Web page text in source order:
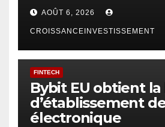
AOÛT 6, 2026
CROISSANCEINVESTISSEMENT
FINTECH
Bybit EU obtient
d’établissement
électronique